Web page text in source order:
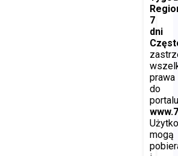
7
dni
prawa
do
mogą